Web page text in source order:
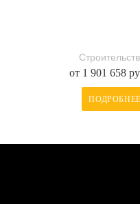
от 1 901 658
ПОДРОБНЕЕ